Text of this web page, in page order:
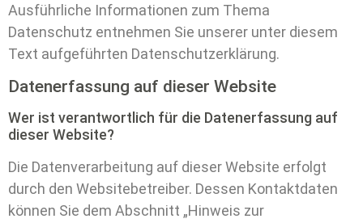
Ausführliche Informationen zum Thema
Datenschutz entnehmen Sie unserer unter diesem
Text aufgeführten Datenschutzerklärung.
Datenerfassung auf dieser Website
Wer ist verantwortlich für die Datenerfassung auf
dieser Website?
Die Datenverarbeitung auf dieser Website erfolgt
durch den Websitebetreiber. Dessen Kontaktdaten
können Sie dem Abschnitt „Hinweis zur